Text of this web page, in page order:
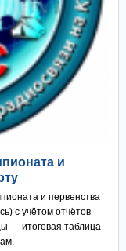
и
и первенства
с учётом отчётов
— итоговая таблица